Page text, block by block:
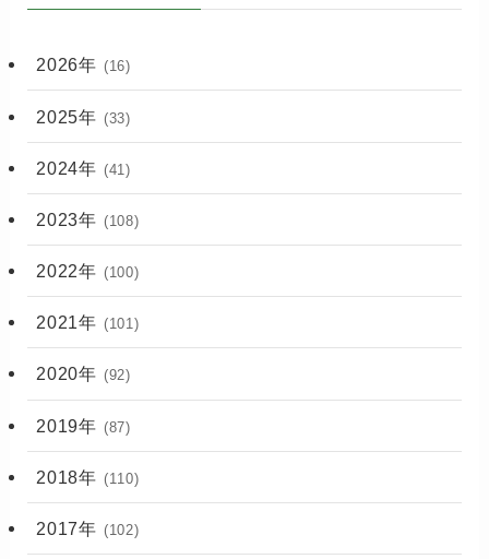
2026年 (16)
2025年 (33)
2024年 (41)
2023年 (108)
2022年 (100)
2021年 (101)
2020年 (92)
2019年 (87)
2018年 (110)
2017年 (102)